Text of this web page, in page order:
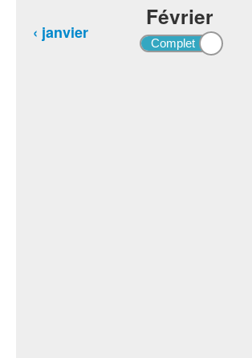
Février
‹ janvier